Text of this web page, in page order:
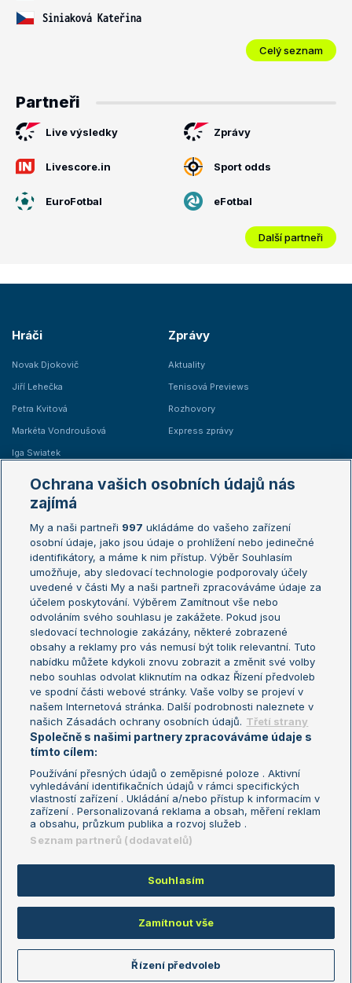
Siniaková Kateřina
Celý seznam
Partneři
Live výsledky Zprávy
Livescore.in Sport odds
EuroFotbal eFotbal
Další partneři
Hráči
Novak Djokovič
Jiří Lehečka
Petra Kvitová
Markéta Vondroušová
Iga Swiatek
Zprávy
Aktuality
Tenisová Previews
Rozhovory
Express zprávy
Žebříčky
Žebříček ATP (muži)
Žebříček WTA (ženy)
Sázkařský žebříček
Australian Open
French Open
Wimbledon
US Open
Turnaj mistrů
Turnaj mistryň
Aktualní trendy
Fotbalové přestupy
Livesport Daily
LS Prague Open
Podmínky užití
Nastavení soukromí
GDPR a žurnalistika
Reklama
Kontakt
Informace o zpracování osobních
údajů
Copyright © 2008-2026 TenisPortal.cz. Využíváme zpravodajství ČTK.
Ochrana vašich osobních údajů nás
zajímá
My a naši partneři 997 ukládáme do vašeho zařízení
osobní údaje, jako jsou údaje o prohlížení nebo jedinečné
identifikátory, a máme k nim přístup. Výběr Souhlasím
umožňuje, aby sledovací technologie podporovaly účely
uvedené v části My a naši partneři zpracováváme údaje za
účelem poskytování. Výběrem Zamítnout vše nebo
odvoláním svého souhlasu je zakážete. Pokud jsou
sledovací technologie zakázány, některé zobrazené
obsahy a reklamy pro vás nemusí být tolik relevantní. Tuto
nabídku můžete kdykoli znovu zobrazit a změnit své volby
nebo souhlas odvolat kliknutím na odkaz Řízení předvoleb
ve spodní části webové stránky. Vaše volby se projeví v
našem Internetová stránka. Další podrobnosti naleznete v
našich Zásadách ochrany osobních údajů. Třetí strany
Společně s našimi partnery zpracováváme údaje s
tímto cílem:
Používání přesných údajů o zeměpisné poloze . Aktivní
vyhledávání identifikačních údajů v rámci specifických
vlastností zařízení . Ukládání a/nebo přístup k informacím v
zařízení . Personalizovaná reklama a obsah, měření reklam
a obsahu, průzkum publika a rozvoj služeb .
Seznam partnerů (dodavatelů)
Souhlasím
Zamítnout vše
Řízení předvoleb